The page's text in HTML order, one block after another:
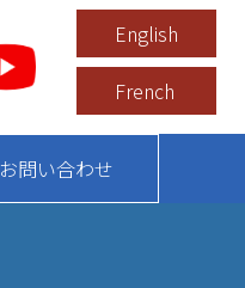
English
French
お問い合わせ